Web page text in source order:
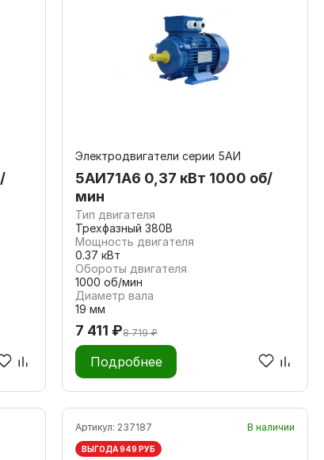
Электродвигатели серии 5АИ
5АИ71А6 0,37 кВт 1000 об/
мин
Тип двигателя
Трехфазный 380В
Мощность двигателя
0.37 кВт
Обороты двигателя
1000 об/мин
Диаметр вала
19 мм
7 411 ₽8 719 ₽
Подробнее
Артикул: 237187 В наличии
ВЫГОДА 949 РУБ